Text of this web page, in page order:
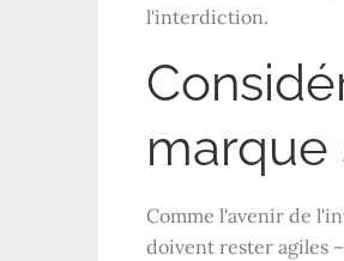
l'interdiction.
marque
Comme l'avenir de
doivent rester agiles